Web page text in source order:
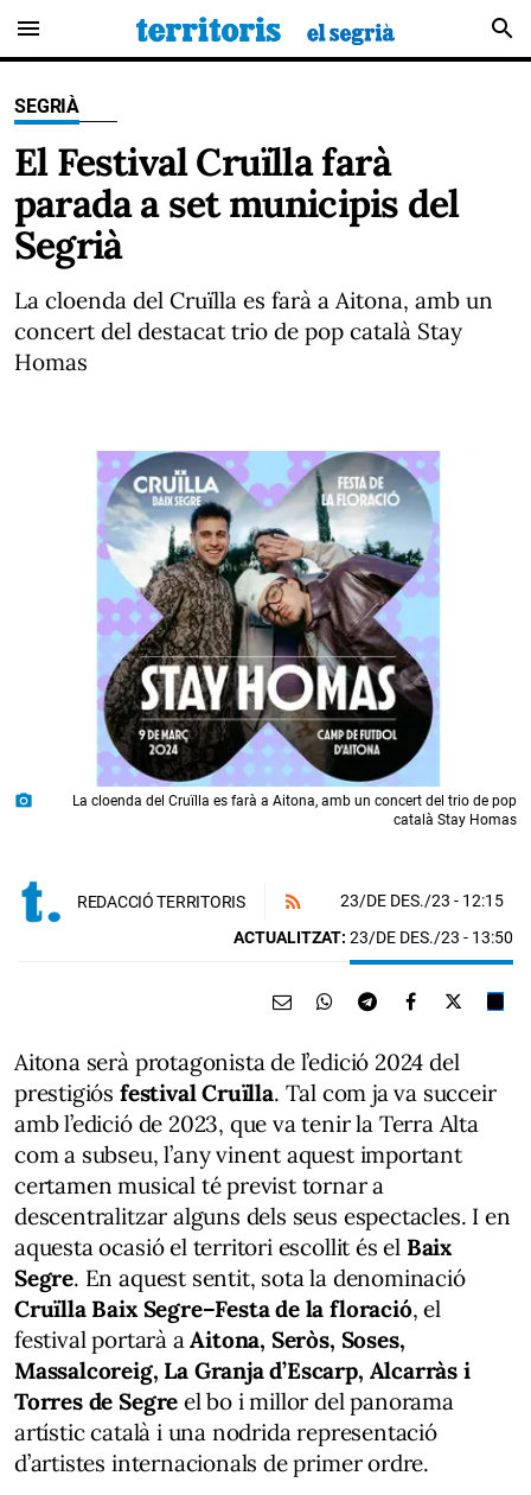
menu search
SEGRIÀ
El Festival Cruïlla farà
parada a set municipis del
Segrià
La cloenda del Cruïlla es farà a Aitona, amb un
concert del destacat trio de pop català Stay
Homas
photo_camera
La cloenda del Cruïlla es farà a Aitona, amb un concert del trio de pop
català Stay Homas
REDACCIÓ TERRITORIS 23/DE DES./23 - 12:15
ACTUALITZAT: 23/DE DES./23 - 13:50
Aitona serà protagonista de l’edició 2024 del
prestigiós festival Cruïlla. Tal com ja va succeir
amb l’edició de 2023, que va tenir la Terra Alta
com a subseu, l’any vinent aquest important
certamen musical té previst tornar a
descentralitzar alguns dels seus espectacles. I en
aquesta ocasió el territori escollit és el Baix
Segre. En aquest sentit, sota la denominació
Cruïlla Baix Segre–Festa de la floració, el
festival portarà aAitona, Seròs, Soses,
Massalcoreig, La Granja d’Escarp, Alcarràs i
Torres de Segre el bo i millor del panorama
artístic català i una nodrida representació
d’artistes internacionals de primer ordre.